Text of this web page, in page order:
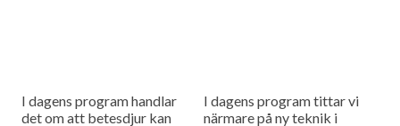
I dagens program handlar
det om att betesdjur kan
I dagens program tittar vi
närmare på ny teknik i